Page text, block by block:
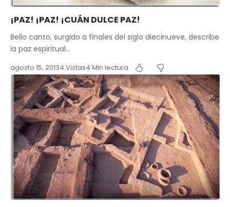
¡PAZ! ¡PAZ! ¡CUÁN DULCE PAZ!
Bello canto, surgido a finales del siglo diecinueve, describe
la paz espiritual…
agosto 15, 20134 Vistas4 Min lectura